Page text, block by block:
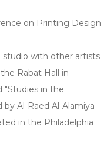
on Printing Design
studio with other artists
Rabat Hall in
"Studies in the
Al-Raed Al-Alamiya
in the Philadelphia